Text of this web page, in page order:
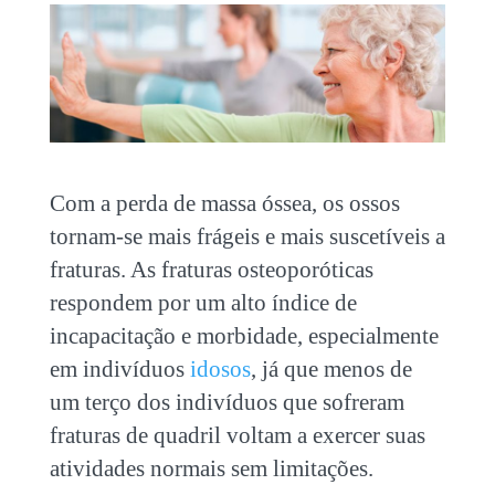
Com a perda de massa óssea, os ossos
tornam-se mais frágeis e mais suscetíveis a
fraturas. As fraturas osteoporóticas
respondem por um alto índice de
incapacitação e morbidade, especialmente
em indivíduos idosos, já que menos de
um terço dos indivíduos que sofreram
fraturas de quadril voltam a exercer suas
atividades normais sem limitações.